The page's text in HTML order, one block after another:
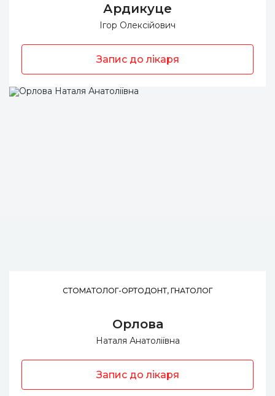
Ардикуце
Ігор Олексійович
Запис до лікаря
СТОМАТОЛОГ-ОРТОДОНТ, ГНАТОЛОГ
Орлова
Наталя Анатоліївна
Запис до лікаря